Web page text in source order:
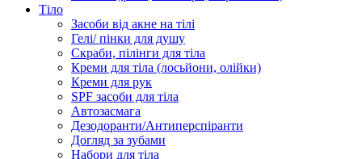
Тіло
Засоби від акне на тілі
Гелі/ пінки для душу
Скраби, пілінги для тіла
Креми для тіла (лосьйони, олійки)
Креми для рук
SPF засоби для тіла
Автозасмага
Дезодоранти/Антиперспіранти
Догляд за зубами
Набори для тіла